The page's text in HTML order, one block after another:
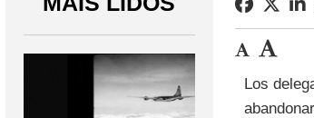
Los